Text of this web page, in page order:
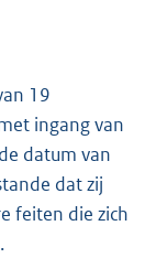
19
ingang van
datum van
dat zij
feiten die zich